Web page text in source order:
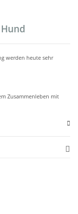
werden heute sehr
Zusammenleben mit